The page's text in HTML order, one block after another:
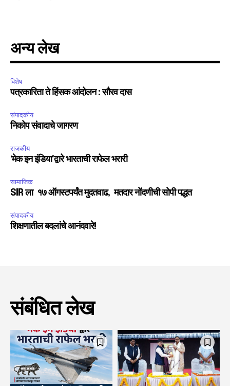
अन्य लेख
विशेष
पत्रकारिता ते हिंसक आंदोलन : सौरव दास
संपादकीय
निकोप संवादाचे जागरण
राजकीय
‘मेक इन इंडिया’द्वारे भारताची राफेल भरारी
सामाजिक
SIR ला १७ ऑगस्टपर्यंत मुदतवाढ, मतदार नोंदणीची सोपी पद्धत
संपादकीय
शिक्षणातील बदलांचे आनंदवारे!
संबंधित लेख